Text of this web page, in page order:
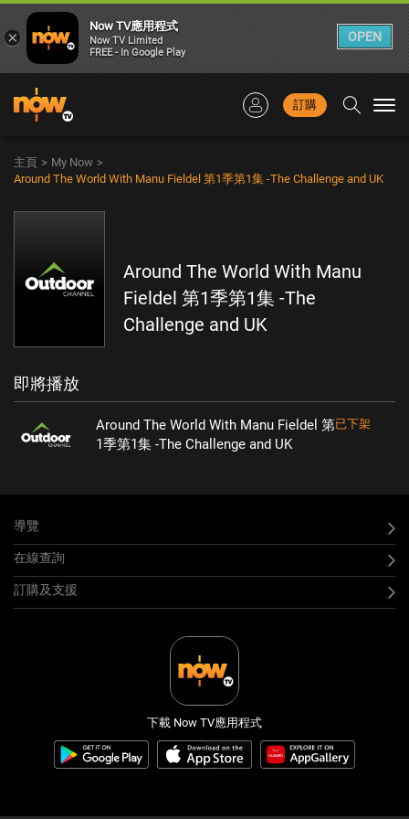
訂購
主頁 > My Now >
Around The World With Manu Fieldel 第1季第1集 -The Challenge and UK
Around The World With Manu
Fieldel 第1季第1集 -The
Challenge and UK
即將播放
Around The World With Manu Fieldel 第
1季第1集 -The Challenge and UK
已下架
導覽
在線查詢
訂購及支援
下載 Now TV應用程式
×
Now TV應用程式
Now TV Limited
FREE - In Google Play
OPEN